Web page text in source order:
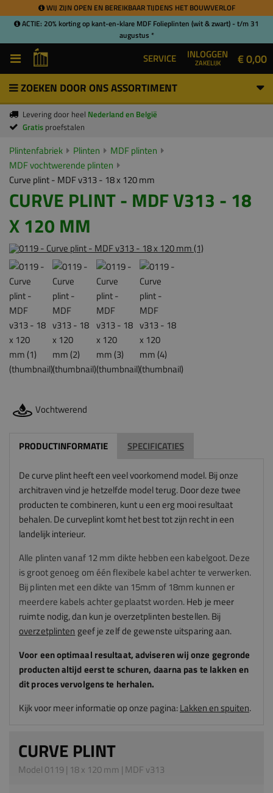
WIJ ZIJN OPEN EN BEREIKBAAR TIJDENS HET BOUWVERLOF
ACTIE: 20% korting op kant-en-klare MDF Folieplinten (wit & zwart) - t/m 31
augustus *
SERVICE INLOGGEN
ZAKELIJK € 0,00
ZOEKEN DOOR ONS ASSORTIMENT
Levering door heel Nederland en België
Gratis proefstalen
Plintenfabriek Plinten
MDF plinten
MDF vochtwerende plinten
Curve plint - MDF v313 - 18 x 120 mm
CURVE PLINT - MDF V313 - 18
X 120 MM
Vochtwerend
PRODUCTINFORMATIE SPECIFICATIES
De curve plint heeft een veel voorkomend model. Bij onze
architraven vind je hetzelfde model terug. Door deze twee
producten te combineren, kunt u een erg mooi resultaat
behalen. De curveplint komt het best tot zijn recht in een
landelijk interieur.
Alle plinten vanaf 12 mm dikte hebben een kabelgoot. Deze
is groot genoeg om één flexibele kabel achter te verwerken.
Bij plinten met een dikte van 15mm of 18mm kunnen er
meerdere kabels achter geplaatst worden.Heb je meer
ruimte nodig, dan kun je overzetplinten bestellen. Bij
overzetplinten geef je zelf de gewenste uitsparing aan.
Voor een optimaal resultaat, adviserenwijonze gegronde
producten altijd eerst te schuren, daarna pas te lakken en
dit proces vervolgens te herhalen.
Kijk voor meer informatie op onze pagina:Lakken en spuiten.
CURVE PLINT
Model 0119 | 18 x 120 mm | MDF v313